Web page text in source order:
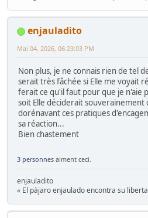
enjauladito
Mai 04, 2026, 06:23:03 PM
Non plus, je ne connais rien de tel
serait très fâchée si Elle me voyait
ferait ce qu'il faut pour que je n'aie
soit Elle déciderait souverainement
dorénavant ces pratiques
sa réaction...
Bien chastement
3 personnes aiment ceci.
enjauladito
« El pàjaro enjaulado encontra su